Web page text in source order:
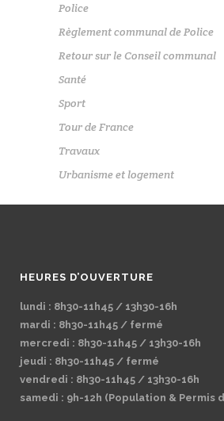
Police
Règlement communal de Police
Retour sur le Conseil communal
Santé
Sport
Tour de France
Travaux
Urbanisme et logement
HEURES D’OUVERTURE
lundi : 8h30-11h45 / 13h30-16h
mardi : 8h30-11h45 / fermé
mercredi : 8h30-11h45 / 13h30-16h
jeudi : 8h30-11h45 / fermé
vendredi : 8h30-11h45 / 13h30-16h
samedi : 9h-12h (Population & Permis